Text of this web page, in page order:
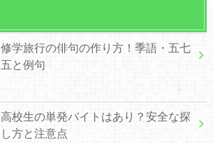
修学旅行の俳句の作り方！季語・五七
五と例句
高校生の単発バイトはあり？安全な探
し方と注意点